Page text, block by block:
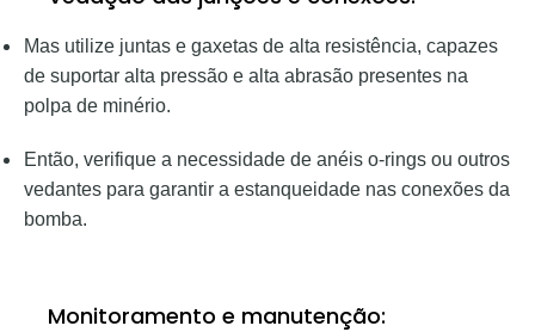
Mas utilize juntas e gaxetas de alta resistência, capazes
de suportar alta pressão e alta abrasão presentes na
polpa de minério.
Então, verifique a necessidade de anéis o-rings ou outros
vedantes para garantir a estanqueidade nas conexões da
bomba.
Monitoramento e manutenção: